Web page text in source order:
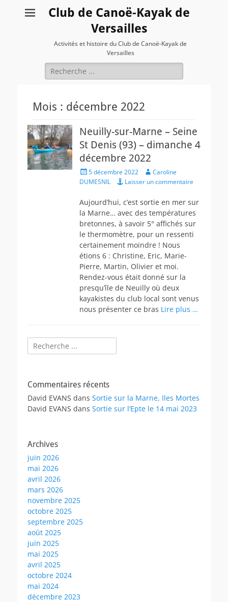
Club de Canoë-Kayak de
Versailles
Activités et histoire du Club de Canoë-Kayak de
Versailles
Rechercher :
Mois : décembre 2022
Neuilly-sur-Marne – Seine
St Denis (93) – dimanche 4
décembre 2022
Posted
on
5 décembre 2022 Author
Caroline
DUMESNIL
Laisser un commentaire
Aujourd’hui, c’est sortie en mer sur
la Marne… avec des températures
bretonnes, à savoir 5° affichés sur
le thermomètre, pour un ressenti
certainement moindre ! Nous
étions 6 : Christine, Eric, Marie-
Pierre, Martin, Olivier et moi.
Rendez-vous était donné sur la
presqu’île de Neuilly où deux
kayakistes du club local sont venus
nous présenter ce bras Lire plus …
Rechercher :
Commentaires récents
David EVANS dans Sortie sur la Marne, Iles Mortes
David EVANS dans Sortie sur l’Epte le 14 mai 2023
Archives
juin 2026
mai 2026
avril 2026
mars 2026
novembre 2025
octobre 2025
septembre 2025
août 2025
juin 2025
mai 2025
avril 2025
octobre 2024
mai 2024
décembre 2023